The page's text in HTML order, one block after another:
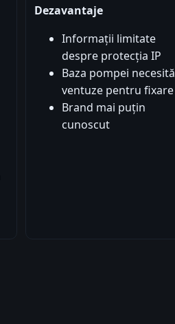
Dezavantaje
Informații limitate
despre protecția IP
Baza pompei necesită
ventuze pentru fixare
Brand mai puțin
cunoscut